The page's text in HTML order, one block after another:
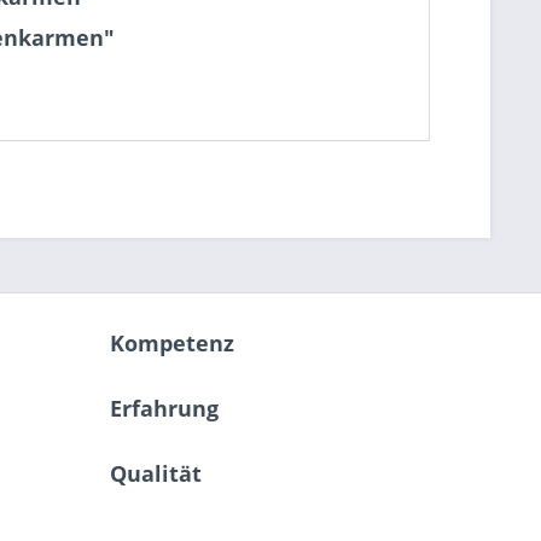
Kompetenz
Erfahrung
Qualität